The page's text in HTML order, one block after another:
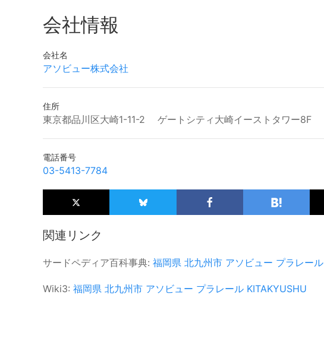
会社情報
会社名
アソビュー株式会社
住所
東京都品川区大崎1-11-2 ゲートシティ大崎イーストタワー8F
電話番号
03-5413-7784
関連リンク
サードペディア百科事典: 福岡県 北九州市 アソビュー プラレール
Wiki3: 福岡県 北九州市 アソビュー プラレール KITAKYUSHU